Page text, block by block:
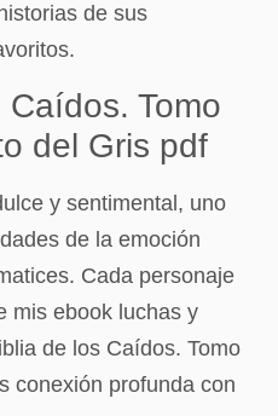
de sus
Tomo
del Gris pdf
y sentimental, uno
de la emoción
Cada personaje
mis ebook luchas y
de los Caídos. Tomo
conexión profunda con